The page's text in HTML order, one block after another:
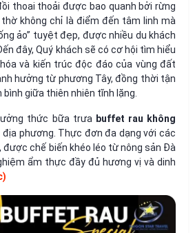
thoai thoải được bao quanh bởi rừng
không chỉ là điểm đến tâm linh mà
ảo” tuyệt đẹp, được nhiều du khách
đây, Quý khách sẽ có cơ hội tìm hiểu
và kiến trúc độc đáo của vùng đất
hưởng từ phương Tây, đồng thời tận
bình giữa thiên nhiên tĩnh lặng.
thức bữa trưa buffet rau không
địa phương. Thực đơn đa dạng với các
được chế biến khéo léo từ nông sản Đà
ẩm thực đầy đủ hương vị và dinh